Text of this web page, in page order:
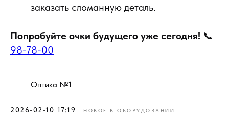
заказать сломанную деталь.
Попробуйте очки будущего уже сегодня! 📞
98-78-00
Оптика №1
2026-02-10 17:19 НОВОЕ В ОБОРУДОВАНИИ